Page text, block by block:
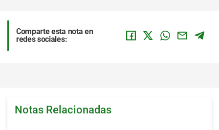
Comparte esta nota en
redes sociales:
Notas Relacionadas